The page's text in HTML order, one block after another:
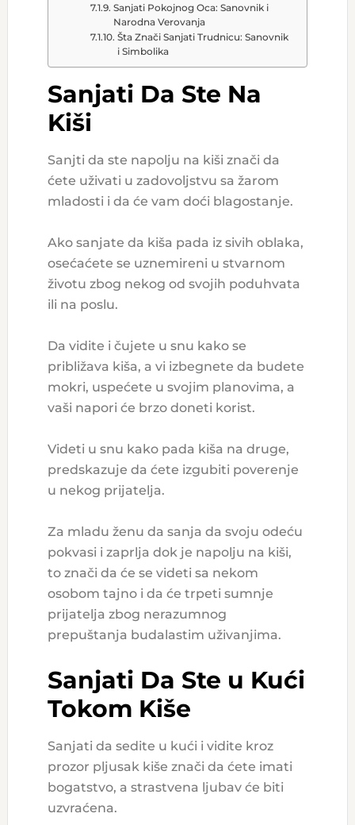
Sanjati Pokojnog Oca: Sanovnik i
Narodna Verovanja
Šta Znači Sanjati Trudnicu: Sanovnik
i Simbolika
Sanjati Da Ste Na
Kiši
Sanjti da ste napolju na kiši znači da
ćete uživati u zadovoljstvu sa žarom
mladosti i da će vam doći blagostanje.
Ako sanjate da kiša pada iz sivih oblaka,
osećaćete se uznemireni u stvarnom
životu zbog nekog od svojih poduhvata
ili na poslu.
Da vidite i čujete u snu kako se
približava kiša, a vi izbegnete da budete
mokri, uspećete u svojim planovima, a
vaši napori će brzo doneti korist.
Videti u snu kako pada kiša na druge,
predskazuje da ćete izgubiti poverenje
u nekog prijatelja.
Za mladu ženu da sanja da svoju odeću
pokvasi i zaprlja dok je napolju na kiši,
to znači da će se videti sa nekom
osobom tajno i da će trpeti sumnje
prijatelja zbog nerazumnog
prepuštanja budalastim uživanjima.
Sanjati Da Ste u Kući
Tokom Kiše
Sanjati da sedite u kući i vidite kroz
prozor pljusak kiše znači da ćete imati
bogatstvo, a strastvena ljubav će biti
uzvraćena.